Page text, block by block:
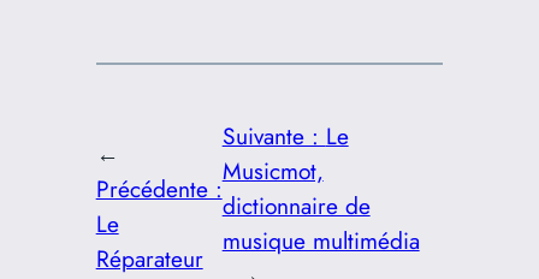
←
Précédente :
Le
Réparateur
Suivante : Le
Musicmot,
dictionnaire de
musique multimédia